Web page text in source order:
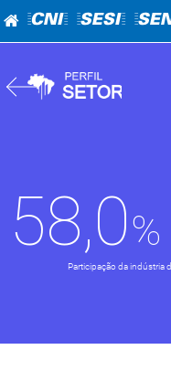
=CNI= =SESI=
58,0
Participação da indústria